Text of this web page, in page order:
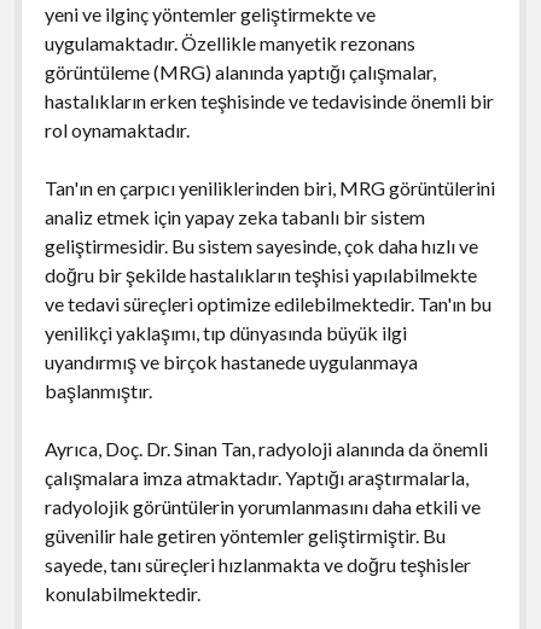
yeni ve ilginç yöntemler geliştirmekte ve
uygulamaktadır. Özellikle manyetik rezonans
görüntüleme (MRG) alanında yaptığı çalışmalar,
hastalıkların erken teşhisinde ve tedavisinde önemli bir
rol oynamaktadır.
Tan'ın en çarpıcı yeniliklerinden biri, MRG görüntülerini
analiz etmek için yapay zeka tabanlı bir sistem
geliştirmesidir. Bu sistem sayesinde, çok daha hızlı ve
doğru bir şekilde hastalıkların teşhisi yapılabilmekte
ve tedavi süreçleri optimize edilebilmektedir. Tan'ın bu
yenilikçi yaklaşımı, tıp dünyasında büyük ilgi
uyandırmış ve birçok hastanede uygulanmaya
başlanmıştır.
Ayrıca, Doç. Dr. Sinan Tan, radyoloji alanında da önemli
çalışmalara imza atmaktadır. Yaptığı araştırmalarla,
radyolojik görüntülerin yorumlanmasını daha etkili ve
güvenilir hale getiren yöntemler geliştirmiştir. Bu
sayede, tanı süreçleri hızlanmakta ve doğru teşhisler
konulabilmektedir.